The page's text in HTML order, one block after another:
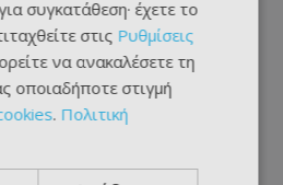
συγκατάθεση· έχετε το
στις Ρυθμίσεις
να ανακαλέσετε τη
οποιαδήποτε στιγμή
. Πολιτική